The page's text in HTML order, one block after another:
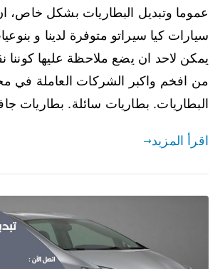
عموما وتبديل البطاريات بشكل خاص،
سيارات كيا سيراتو متوفرة لدينا و
يمكن لاحد ان يضع ملاحظة عليها كوننا
من افخم واكبر الشركات العاملة في
البطاريات. بطاريات سائلة. بطاريات
اقرأ المزيد